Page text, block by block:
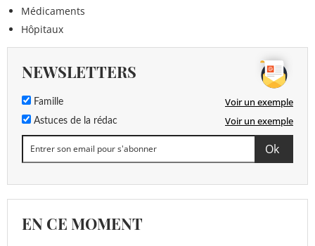
Médicaments
Hôpitaux
NEWSLETTERS
Famille Voir un exemple
Astuces de la rédac Voir un exemple
EN CE MOMENT